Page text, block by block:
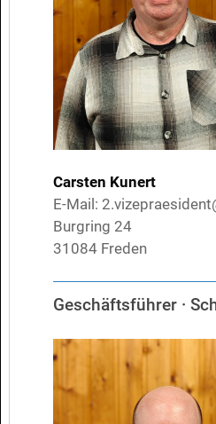
Carsten Kunert
E-Mail:
Burgring 24
31084 Freden
Geschäftsführer ·